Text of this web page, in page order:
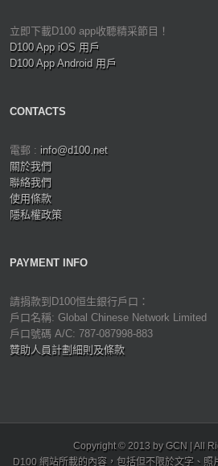
立即下載D100 app收聽精采節目！
D100 App iOS 用戶
D100 App Android 用戶
CONTACTS
電郵 : info@d100.net
關於我們
聯絡我們
使用條款
隱私權政策
PAYMENT INFO
請捐款到D100恒生銀行戶口：
戶口名稱: Global Chinese Network Limited
戶口號碼 A/C: 787-087998-883
贊助人員計劃細則及條款
Copyright © 2013 by GCN | All
D100 網站所載的內容，包括但不限於文字、照